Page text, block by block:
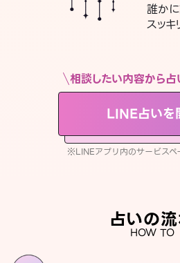
誰か
スッキ
相談したい内容から
LINE占いを
※LINEアプリ内のサービスペ
占いの
HOW TO